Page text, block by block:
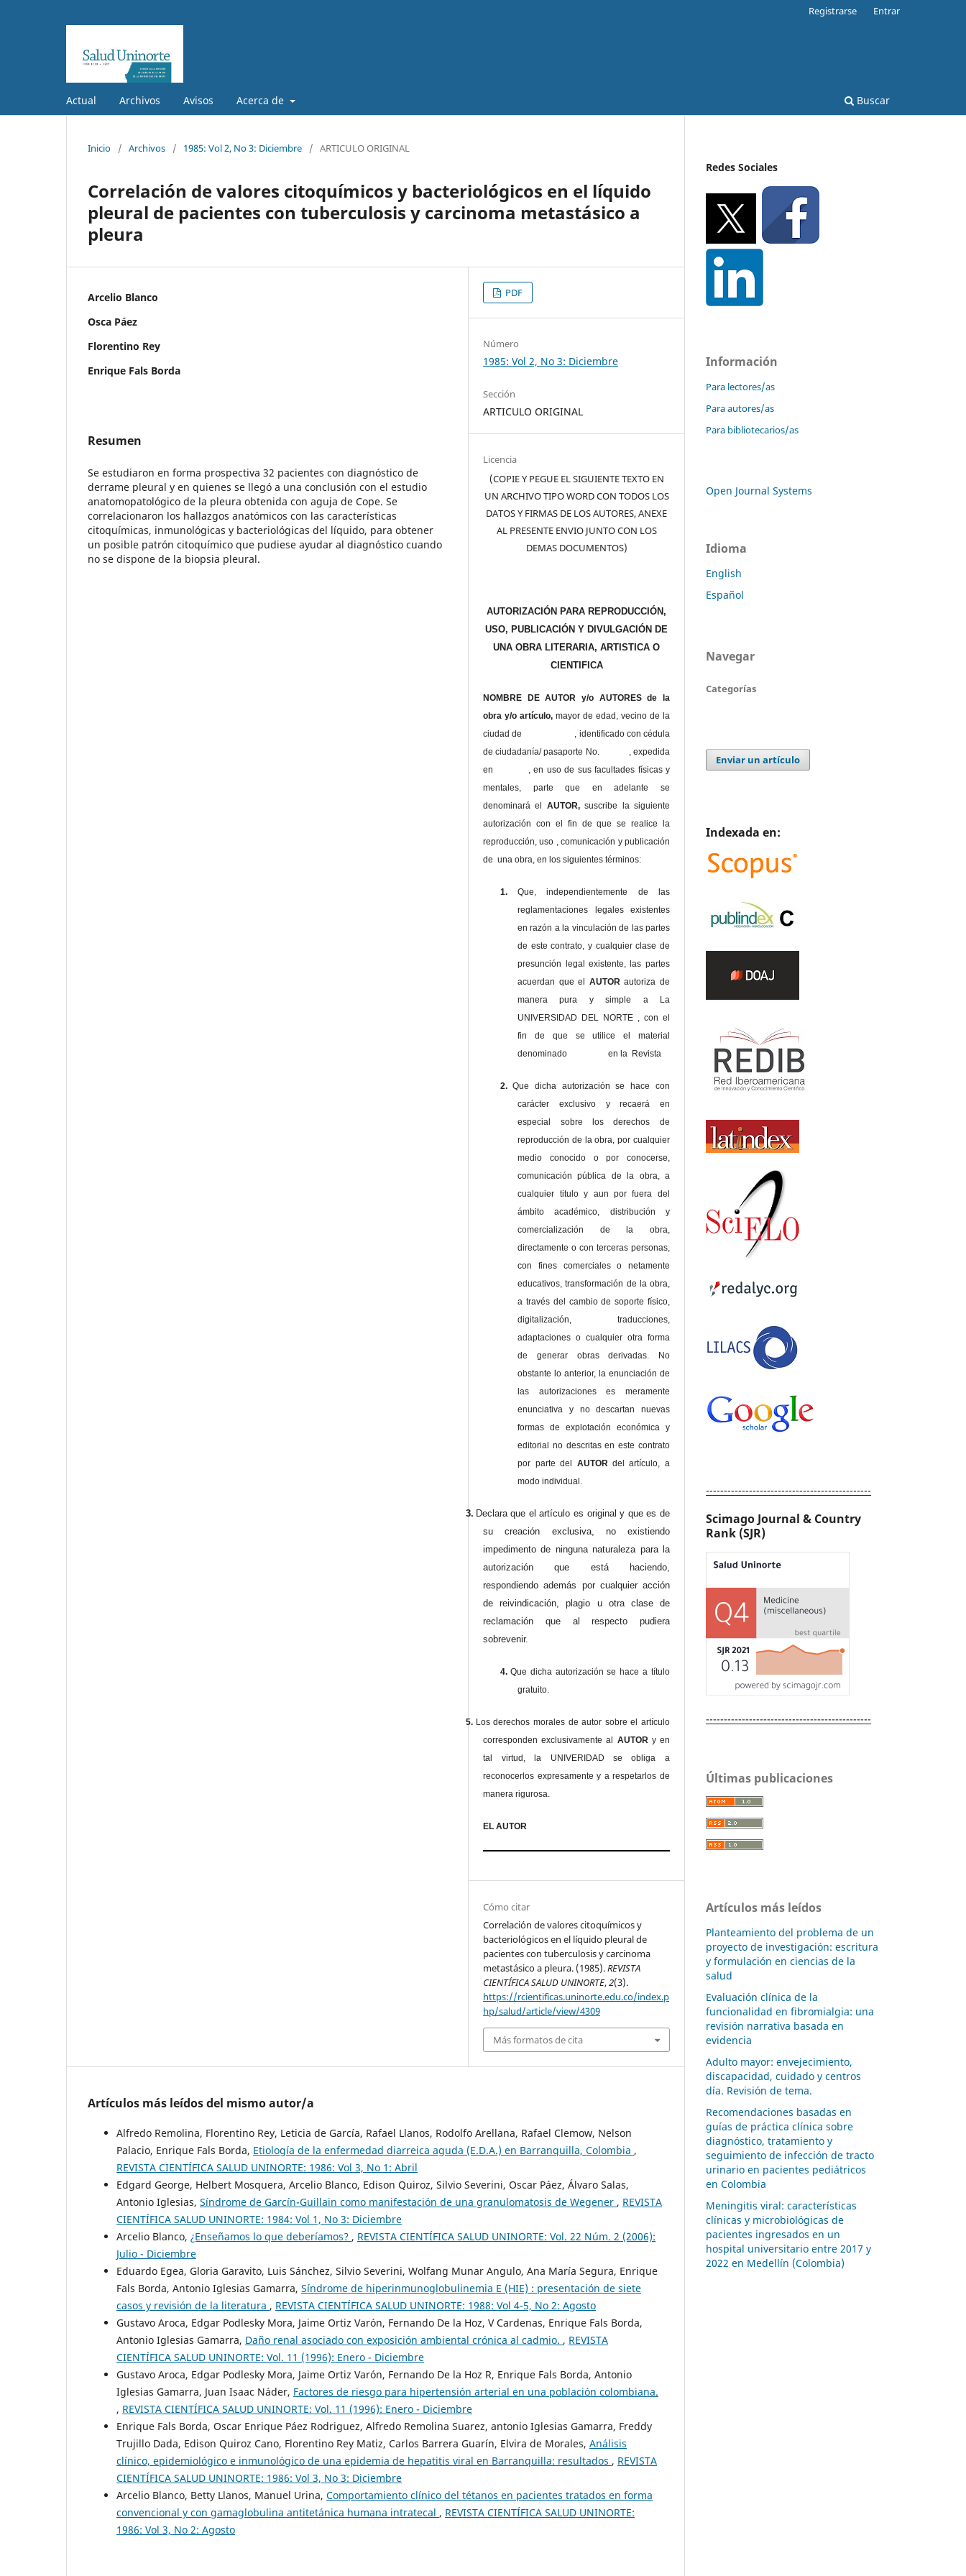
Actual Archivos Avisos Acerca de Buscar
Registrarse Entrar
Inicio / Archivos / 1985: Vol 2, No 3: Diciembre / ARTICULO ORIGINAL
Correlación de valores citoquímicos y bacteriológicos en el líquido
pleural de pacientes con tuberculosis y carcinoma metastásico a
pleura
Arcelio Blanco
Osca Páez
Florentino Rey
Enrique Fals Borda
Resumen
Se estudiaron en forma prospectiva 32 pacientes con diagnóstico de
derrame pleural y en quienes se llegó a una conclusión con el estudio
anatomopatológico de la pleura obtenida con aguja de Cope. Se
correlacionaron los hallazgos anatómicos con las características
citoquímicas, inmunológicas y bacteriológicas del líquido, para obtener
un posible patrón citoquímico que pudiese ayudar al diagnóstico cuando
no se dispone de la biopsia pleural.
PDF
Número
1985: Vol 2, No 3: Diciembre
Sección
ARTICULO ORIGINAL
Licencia
(COPIE Y PEGUE EL SIGUIENTE TEXTO EN
UN ARCHIVO TIPO WORD CON TODOS LOS
DATOS Y FIRMAS DE LOS AUTORES, ANEXE
AL PRESENTE ENVIO JUNTO CON LOS
DEMAS DOCUMENTOS)
AUTORIZACIÓN PARA REPRODUCCIÓN,
USO, PUBLICACIÓN Y DIVULGACIÓN DE
UNA OBRA LITERARIA, ARTISTICA O
CIENTIFICA
NOMBRE DE AUTOR y/o AUTORES de la
obra y/o artículo,mayor de edad, vecino de la
ciudad de , identificado con cédula
de ciudadanía/ pasaporte No. , expedida
en , en uso de sus facultades físicas y
mentales, parte que en adelante se
denominará el
AUTOR,suscribe la siguiente
autorización con el fin de que se realice la
reproducción, uso , comunicación y publicación
de una obra, en los siguientes términos:
1.
Que, independientemente de las
reglamentaciones legales existentes
en razón a la vinculación de las partes
de este contrato, y cualquier clase de
presunción legal existente, las partes
acuerdan que el AUTORautoriza de
manera pura y simple a La
UNIVERSIDAD DEL NORTE , con el
fin de que se utilice el material
denominado en la Revista
2. Que dicha autorización se hace con
carácter exclusivo y recaerá en
especial sobre los derechos de
reproducción de la obra, por cualquier
medio conocido o por conocerse,
comunicación pública de la obra, a
cualquier titulo y aun por fuera del
ámbito académico, distribución y
comercialización de la obra,
directamente o con terceras personas,
con fines comerciales o netamente
educativos, transformación de la obra,
a través del cambio de soporte físico,
digitalización, traducciones,
adaptaciones o cualquier otra forma
de generar obras derivadas. No
obstante lo anterior, la enunciación de
las autorizaciones es meramente
enunciativa y no descartan nuevas
formas de explotación económica y
editorial no descritas en este contrato
por parte del AUTORdel artículo, a
modo individual.
3. Declara que el artículo es original y que es de
su creación exclusiva, no existiendo
impedimento de ninguna naturaleza para la
autorización que está haciendo,
respondiendo además por cualquier acción
de reivindicación, plagio u otra clase de
reclamación que al respecto pudiera
sobrevenir.
4. Que dicha autorización se hace a título
gratuito.
5. Los derechos morales de autor sobre el artículo
corresponden exclusivamente al AUTOR y en
tal virtud, la UNIVERIDAD se obliga a
reconocerlos expresamente y a respetarlos de
manera rigurosa.
EL AUTOR
Cómo citar
Correlación de valores citoquímicos y
bacteriológicos en el líquido pleural de
pacientes con tuberculosis y carcinoma
metastásico a pleura. (1985).REVISTA
CIENTÍFICA SALUD UNINORTE,2(3).
https://rcientificas.uninorte.edu.co/index.p
hp/salud/article/view/4309
Más formatos de cita
Artículos más leídos del mismo autor/a
Alfredo Remolina, Florentino Rey, Leticia de García, Rafael Llanos, Rodolfo Arellana, Rafael Clemow, Nelson
Palacio, Enrique Fals Borda, Etiología de la enfermedad diarreica aguda (E.D.A.) en Barranquilla, Colombia ,
REVISTA CIENTÍFICA SALUD UNINORTE: 1986: Vol 3, No 1: Abril
Edgard George, Helbert Mosquera, Arcelio Blanco, Edison Quiroz, Silvio Severini, Oscar Páez, Álvaro Salas,
Antonio Iglesias, Síndrome de Garcín-Guillain como manifestación de una granulomatosis de Wegener , REVISTA
CIENTÍFICA SALUD UNINORTE: 1984: Vol 1, No 3: Diciembre
Arcelio Blanco, ¿Enseñamos lo que deberíamos? , REVISTA CIENTÍFICA SALUD UNINORTE: Vol. 22 Núm. 2 (2006):
Julio - Diciembre
Eduardo Egea, Gloria Garavito, Luis Sánchez, Silvio Severini, Wolfang Munar Angulo, Ana María Segura, Enrique
Fals Borda, Antonio Iglesias Gamarra, Síndrome de hiperinmunoglobulinemia E (HIE) : presentación de siete
casos y revisión de la literatura , REVISTA CIENTÍFICA SALUD UNINORTE: 1988: Vol 4-5, No 2: Agosto
Gustavo Aroca, Edgar Podlesky Mora, Jaime Ortiz Varón, Fernando De la Hoz, V Cardenas, Enrique Fals Borda,
Antonio Iglesias Gamarra, Daño renal asociado con exposición ambiental crónica al cadmio. , REVISTA
CIENTÍFICA SALUD UNINORTE: Vol. 11 (1996): Enero - Diciembre
Gustavo Aroca, Edgar Podlesky Mora, Jaime Ortiz Varón, Fernando De la Hoz R, Enrique Fals Borda, Antonio
Iglesias Gamarra, Juan Isaac Náder, Factores de riesgo para hipertensión arterial en una población colombiana.
, REVISTA CIENTÍFICA SALUD UNINORTE: Vol. 11 (1996): Enero - Diciembre
Enrique Fals Borda, Oscar Enrique Páez Rodriguez, Alfredo Remolina Suarez, antonio Iglesias Gamarra, Freddy
Trujillo Dada, Edison Quiroz Cano, Florentino Rey Matiz, Carlos Barrera Guarín, Elvira de Morales, Análisis
clínico, epidemiológico e inmunológico de una epidemia de hepatitis viral en Barranquilla: resultados , REVISTA
CIENTÍFICA SALUD UNINORTE: 1986: Vol 3, No 3: Diciembre
Arcelio Blanco, Betty Llanos, Manuel Urina, Comportamiento clínico del tétanos en pacientes tratados en forma
convencional y con gamaglobulina antitetánica humana intratecal , REVISTA CIENTÍFICA SALUD UNINORTE:
1986: Vol 3, No 2: Agosto
Redes Sociales
Información
Para lectores/as
Para autores/as
Para bibliotecarios/as
Open Journal Systems
Idioma
English
Español
Navegar
Categorías
Enviar un artículo
Indexada en:
----------------------------------------------
Scimago Journal & Country
Rank (SJR)
----------------------------------------------
Últimas publicaciones
Artículos más leídos
Planteamiento del problema de un
proyecto de investigación: escritura
y formulación en ciencias de la
salud
Evaluación clínica de la
funcionalidad en fibromialgia: una
revisión narrativa basada en
evidencia
Adulto mayor: envejecimiento,
discapacidad, cuidado y centros
día. Revisión de tema.
Recomendaciones basadas en
guías de práctica clínica sobre
diagnóstico, tratamiento y
seguimiento de infección de tracto
urinario en pacientes pediátricos
en Colombia
Meningitis viral: características
clínicas y microbiológicas de
pacientes ingresados en un
hospital universitario entre 2017 y
2022 en Medellín (Colombia)